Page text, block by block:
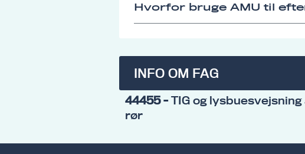
Hvorfor bruge AMU til
INFO OM FAG
44455- TIG og
rør